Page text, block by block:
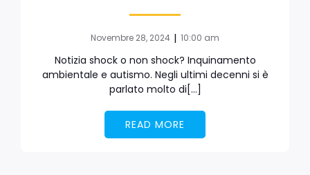
Novembre 28, 2024 | 10:00 am
Notizia shock o non shock? Inquinamento
ambientale e autismo. Negli ultimi decenni si è
parlato molto di[…]
READ MORE